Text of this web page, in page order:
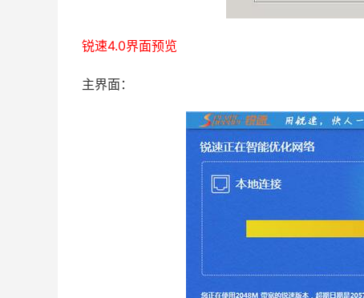
锐速4.0界面预览
主界面：